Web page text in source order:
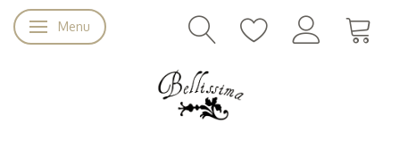
Skifte navigation
Menu